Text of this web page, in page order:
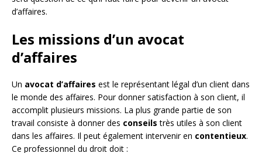
d’affaires.
Les missions d’un avocat
d’affaires
Un avocat d’affaires est le représentant légal d’un client dans
le monde des affaires. Pour donner satisfaction à son client, il
accomplit plusieurs missions. La plus grande partie de son
travail consiste à donner des conseils très utiles à son client
dans les affaires. Il peut également intervenir en contentieux.
Ce professionnel du droit doit :